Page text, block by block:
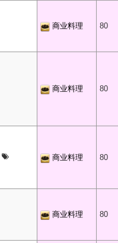
商业料理 80
商业料理 80
商业料理 80
商业料理 80